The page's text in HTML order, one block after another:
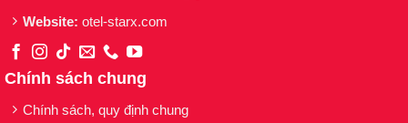
Website: otel-starx.com
Chính sách chung
Chính sách, quy định chung